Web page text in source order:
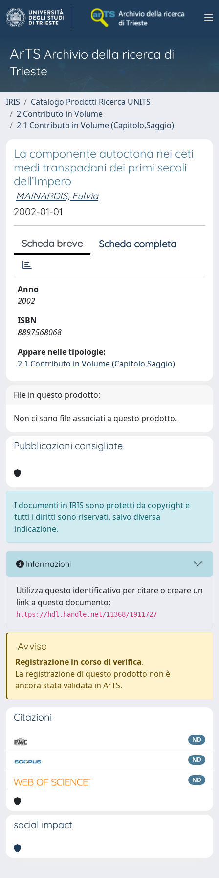
ArTS Archivio della ricerca di
Trieste
IRIS
Catalogo Prodotti Ricerca UNITS
2 Contributo in Volume
2.1 Contributo in Volume (Capitolo,Saggio)
La componente autoctona nei ceti
medi transpadani dei primi secoli
dell’Impero
MAINARDIS, Fulvia
2002-01-01
Scheda breve Scheda completa
Anno
2002
ISBN
8897568068
Appare nelle tipologie:
2.1 Contributo in Volume (Capitolo,Saggio)
File in questo prodotto:
Non ci sono file associati a questo prodotto.
Pubblicazioni consigliate
I documenti in IRIS sono protetti da copyright e
tutti i diritti sono riservati, salvo diversa
indicazione.
Informazioni
Utilizza questo identificativo per citare o creare un
link a questo documento:
https://hdl.handle.net/11368/1911727
Avviso
Registrazione in corso di verifica.
La registrazione di questo prodotto non è
ancora stata validata in ArTS.
Citazioni
ND
ND
ND
social impact